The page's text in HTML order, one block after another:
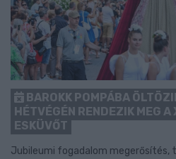
BAROKK POMPÁBA
HÉTVÉGÉN RENDEZIK MEG
ESKÜVŐT
Jubileumi fogadalom megerősítés,